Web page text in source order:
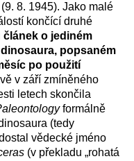
8. 1945). Jako malé
končící druhé
článek o jediném
popsaném
po použití
v září zmíněného
letech skončila
formálně
(tedy
vědecké jméno
(v překladu „rohatá